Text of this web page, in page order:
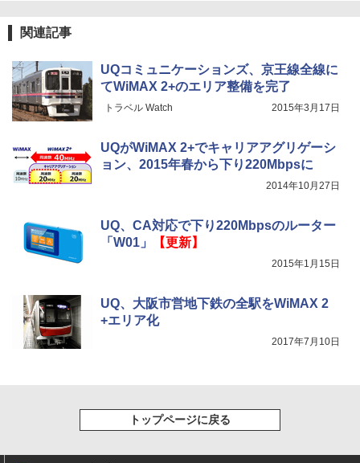
関連記事
UQコミュニケーションズ、京王線全線に
てWiMAX 2+のエリア整備を完了
トラベル Watch 2015年3月17日
UQがWiMAX 2+でキャリアアグリゲーシ
ョン、2015年春から下り220Mbpsに
2014年10月27日
UQ、CA対応で下り220Mbpsのルーター
「W01」
【更新】
2015年1月15日
UQ、大阪市営地下鉄の全駅をWiMAX 2
+エリア化
2017年7月10日
トップページに戻る